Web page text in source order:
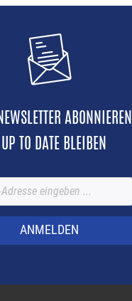
ABONNIEREN
TO DATE BLEIBEN
ANMELDEN